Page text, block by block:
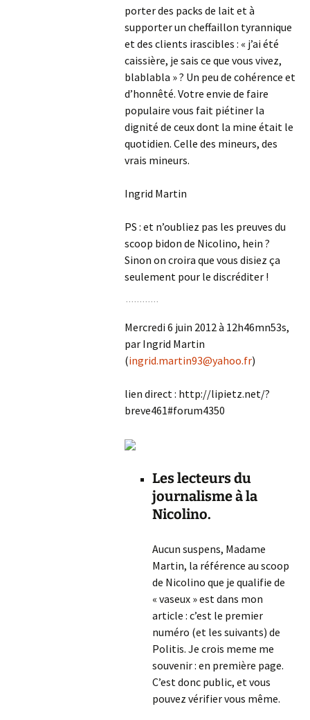
porter des packs de lait et à
supporter un cheffaillon tyrannique
et des clients irascibles : « j’ai été
caissière, je sais ce que vous vivez,
blablabla » ? Un peu de cohérence et
d’honnêté. Votre envie de faire
populaire vous fait piétiner la
dignité de ceux dont la mine était le
quotidien. Celle des mineurs, des
vrais mineurs.
Ingrid Martin
PS : et n’oubliez pas les preuves du
scoop bidon de Nicolino, hein ?
Sinon on croira que vous disiez ça
seulement pour le discréditer !
Mercredi 6 juin 2012 à 12h46mn53s,
par Ingrid Martin
(ingrid.martin93@yahoo.fr)
lien direct : http://lipietz.net/?
breve461#forum4350
Les lecteurs du
journalisme à la
Nicolino.
Aucun suspens, Madame
Martin, la référence au scoop
de Nicolino que je qualifie de
« vaseux » est dans mon
article : c’est le premier
numéro (et les suivants) de
Politis. Je crois meme me
souvenir : en première page.
C’est donc public, et vous
pouvez vérifier vous même.